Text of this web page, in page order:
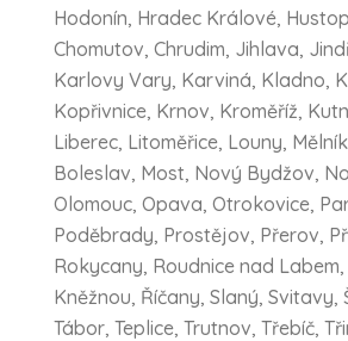
Hodonín, Hradec Králové,
Chomutov, Chrudim, Jihlava,
Karlovy Vary, Karviná, Kladno,
Kopřivnice, Krnov, Kroměříž,
Liberec, Litoměřice, Louny,
Boleslav, Most, Nový Bydžov,
Olomouc, Opava, Otrokovice,
Poděbrady, Prostějov, Přerov,
Rokycany, Roudnice nad
Kněžnou, Říčany, Slaný, Svitavy,
Tábor, Teplice, Trutnov, Třebíč,